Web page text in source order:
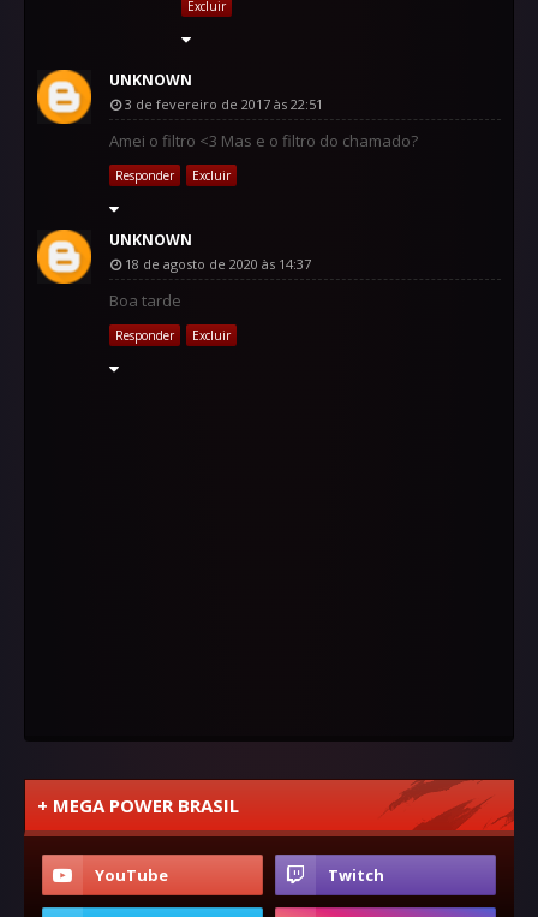
Excluir
UNKNOWN
3 de fevereiro de 2017 às 22:51
Amei o filtro <3 Mas e o filtro do chamado?
Responder Excluir
UNKNOWN
18 de agosto de 2020 às 14:37
Boa tarde
Responder Excluir
+ MEGA POWER BRASIL